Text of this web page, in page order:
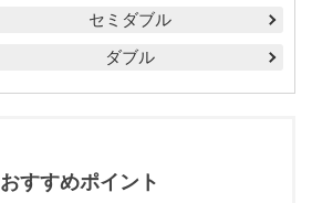
セミダブル
ダブル
おすすめポイント